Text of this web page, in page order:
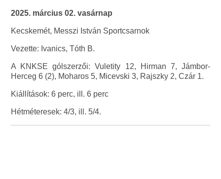
2025. március 02. vasárnap
Kecskemét, Messzi István Sportcsarnok
Vezette: Ivanics, Tóth B.
A KNKSE gólszerzői: Vuletity 12, Hirman 7, Jámbor-
Herceg 6 (2), Moharos 5, Micevski 3, Rajszky 2, Czár 1.
Kiállítások: 6 perc, ill. 6 perc
Hétméteresek: 4/3, ill. 5/4.